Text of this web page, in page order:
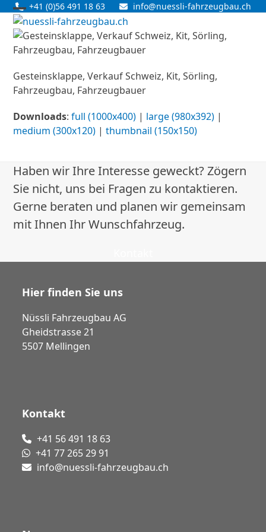
Skip
content
+41 (0)56 491 18 63 info@nuessli-fahrzeugbau.ch
Open
mobile
Close
mobile
Gesteinsklappe, Verkauf Schweiz, Kit, Sörling,
Fahrzeugbau, Fahrzeugbauer
Downloads:full (1000x400) | large (980x392) |
medium (300x120) |thumbnail (150x150)
Haben wir Ihre Interesse geweckt? Zögern
Sie nicht, uns bei Fragen zu kontaktieren.
Gerne beraten und planen wir gemeinsam
mit Ihnen Ihr Wunschfahrzeug.
Hier finden Sie uns
Nüssli Fahrzeugbau AG
Gheidstrasse 21
5507 Mellingen
Kontakt
+41 56 491 18 63
+41 77 265 29 91
info@nuessli-fahrzeugbau.ch